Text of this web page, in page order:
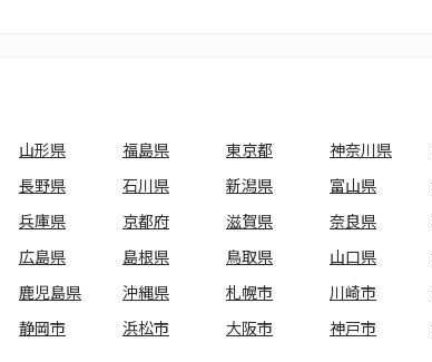
山形県 福島県 東京都 神奈川県
長野県 石川県 新潟県 富山県
兵庫県 京都府 滋賀県 奈良県
広島県 島根県 鳥取県 山口県
鹿児島県 沖縄県 札幌市 川崎市
静岡市 浜松市 大阪市 神戸市